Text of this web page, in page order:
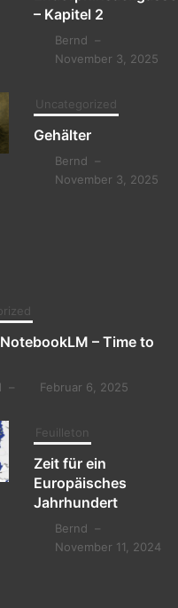
– Kapitel 2
Bernd –
November 3, 2025
Uncategorized
Gehälter
Bernd –
November 3, 2025
– Time to
– Februar 6, 2025
Feuilleton
Zeit für ein
Europäisches
Jahrhundert
Bernd –
November 11, 2024